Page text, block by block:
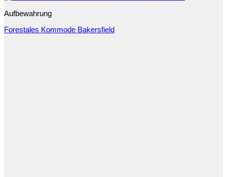
Aufbewahrung
Forestales Kommode Bakersfield